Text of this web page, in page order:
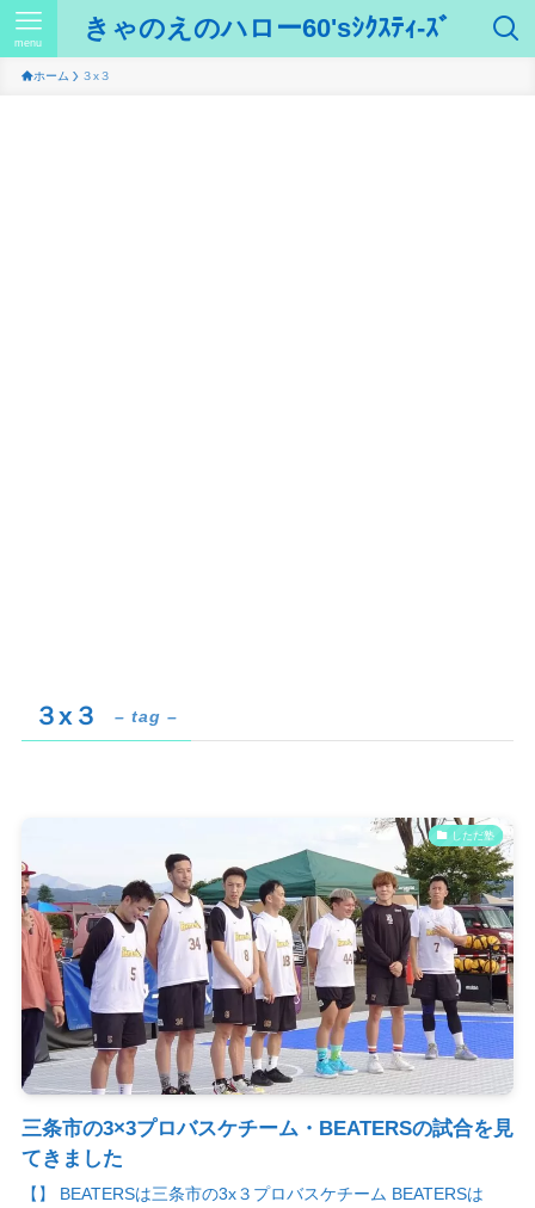
きゃのえのハロー60'sｼｸｽﾃｨ-ｽﾞ
menu
ホーム ３x３
３x３ – tag –
しただ塾
三条市の3×3プロバスケチーム・BEATERSの試合を見
てきました
【】 BEATERSは三条市の3x３プロバスケチーム BEATERSは